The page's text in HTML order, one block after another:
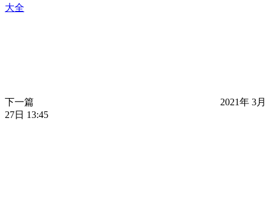
大全
下一篇
2021年 3月
27日 13:45